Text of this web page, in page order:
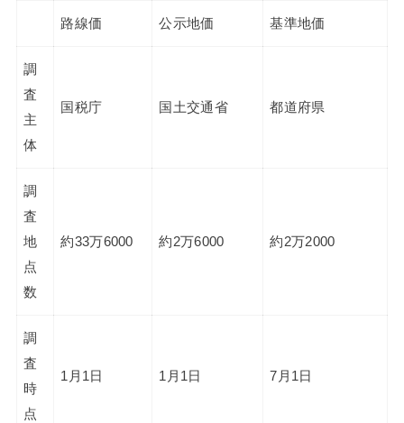
路線価 公示地価 基準地価
調
査
主
体
国税庁 国土交通省 都道府県
調
査
地
点
数
約33万6000 約2万6000 約2万2000
調
査
時
点
1月1日 1月1日 7月1日